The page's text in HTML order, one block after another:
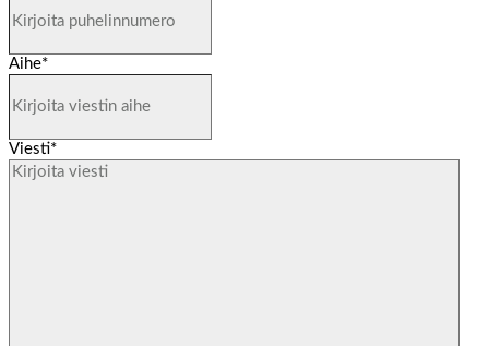
Aihe*
Viesti*